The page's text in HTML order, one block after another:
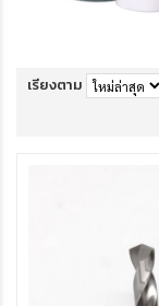
เรียงตาม